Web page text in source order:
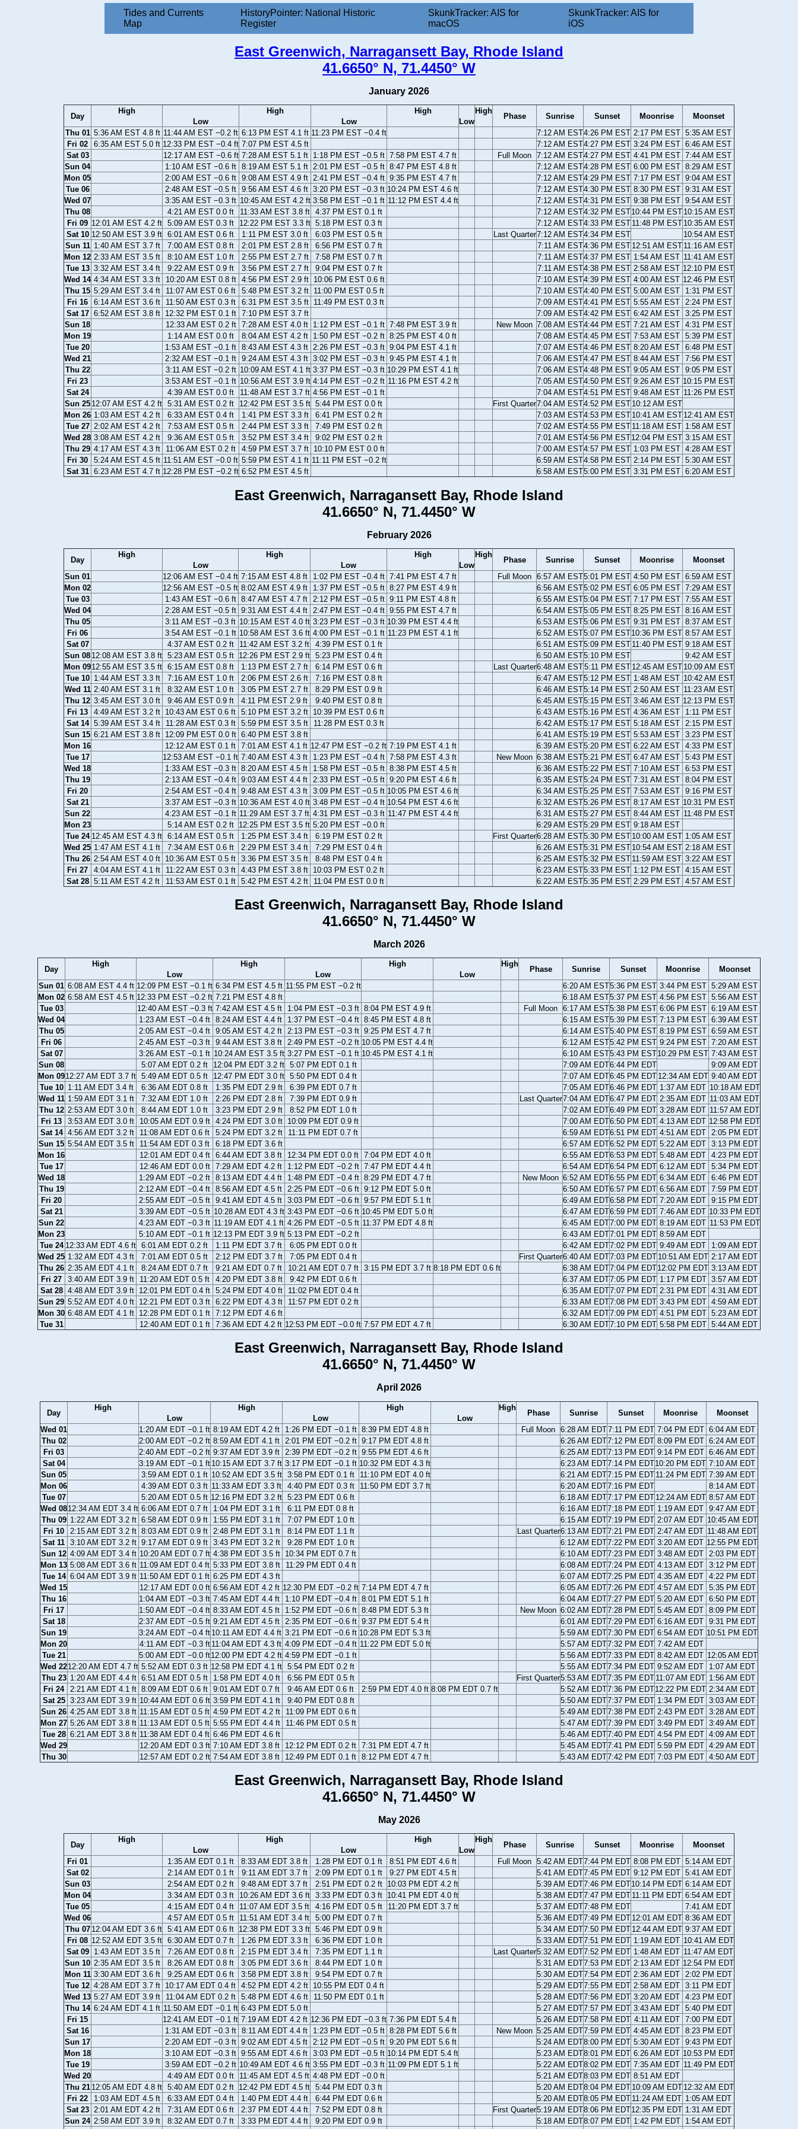
Tides and Currents
Map
HistoryPointer: National Historic
Register
SkunkTracker: AIS for
macOS
SkunkTracker: AIS for
iOS
East Greenwich, Narragansett Bay, Rhode Island
41.6650° N, 71.4450° W
January 2026
Day
High
Low
High
Low
High
Low
High
Phase Sunrise Sunset Moonrise
Moonset
Thu 01 5:36 AM EST 4.8 ft 11:44 AM EST −0.2 ft 6:13 PM EST 4.1 ft 11:23 PM EST −0.4 ft 7:12 AM EST4:26 PM EST 2:17 PM EST 5:35 AM EST
Fri 02
6:35 AM EST 5.0 ft 12:33 PM EST −0.4 ft 7:07 PM EST 4.5 ft 7:12 AM EST4:27 PM EST 3:24 PM EST 6:46 AM EST
Sat 03
12:17 AM EST −0.6 ft 7:28 AM EST 5.1 ft 1:18 PM EST −0.5 ft 7:58 PM EST 4.7 ft Full Moon 7:12 AM EST4:27 PM EST 4:41 PM EST 7:44 AM EST
Sun 04
1:10 AM EST −0.6 ft 8:19 AM EST 5.1 ft 2:01 PM EST −0.5 ft 8:47 PM EST 4.8 ft 7:12 AM EST4:28 PM EST 6:00 PM EST 8:29 AM EST
Mon 05
2:00 AM EST −0.6 ft 9:08 AM EST 4.9 ft 2:41 PM EST −0.4 ft 9:35 PM EST 4.7 ft 7:12 AM EST4:29 PM EST 7:17 PM EST 9:04 AM EST
Tue 06
2:48 AM EST −0.5 ft 9:56 AM EST 4.6 ft 3:20 PM EST −0.3 ft 10:24 PM EST 4.6 ft 7:12 AM EST4:30 PM EST 8:30 PM EST 9:31 AM EST
Wed 07
3:35 AM EST −0.3 ft 10:45 AM EST 4.2 ft 3:58 PM EST −0.1 ft 11:12 PM EST 4.4 ft 7:12 AM EST4:31 PM EST 9:38 PM EST 9:54 AM EST
Thu 08
4:21 AM EST 0.0 ft 11:33 AM EST 3.8 ft 4:37 PM EST 0.1 ft 7:12 AM EST4:32 PM EST10:44 PM EST 10:15 AM EST
Fri 09 12:01 AM EST 4.2 ft 5:09 AM EST 0.3 ft 12:22 PM EST 3.3 ft 5:18 PM EST 0.3 ft 7:12 AM EST4:33 PM EST 11:48 PM EST 10:35 AM EST
Sat 10 12:50 AM EST 3.9 ft 6:01 AM EST 0.6 ft 1:11 PM EST 3.0 ft 6:03 PM EST 0.5 ft Last Quarter7:12 AM EST4:34 PM EST
10:54 AM EST
Sun 11 1:40 AM EST 3.7 ft 7:00 AM EST 0.8 ft 2:01 PM EST 2.8 ft 6:56 PM EST 0.7 ft 7:11 AM EST4:36 PM EST 12:51 AM EST 11:16 AM EST
Mon 12 2:33 AM EST 3.5 ft 8:10 AM EST 1.0 ft 2:55 PM EST 2.7 ft 7:58 PM EST 0.7 ft 7:11 AM EST4:37 PM EST 1:54 AM EST 11:41 AM EST
Tue 13 3:32 AM EST 3.4 ft 9:22 AM EST 0.9 ft 3:56 PM EST 2.7 ft 9:04 PM EST 0.7 ft 7:11 AM EST4:38 PM EST 2:58 AM EST 12:10 PM EST
Wed 14 4:34 AM EST 3.3 ft 10:20 AM EST 0.8 ft 4:56 PM EST 2.9 ft 10:06 PM EST 0.6 ft 7:10 AM EST4:39 PM EST 4:00 AM EST 12:46 PM EST
Thu 15 5:29 AM EST 3.4 ft 11:07 AM EST 0.6 ft 5:48 PM EST 3.2 ft 11:00 PM EST 0.5 ft 7:10 AM EST4:40 PM EST 5:00 AM EST
1:31 PM EST
Fri 16
6:14 AM EST 3.6 ft 11:50 AM EST 0.3 ft 6:31 PM EST 3.5 ft 11:49 PM EST 0.3 ft 7:09 AM EST4:41 PM EST 5:55 AM EST 2:24 PM EST
Sat 17 6:52 AM EST 3.8 ft 12:32 PM EST 0.1 ft 7:10 PM EST 3.7 ft 7:09 AM EST4:42 PM EST 6:42 AM EST 3:25 PM EST
Sun 18
12:33 AM EST 0.2 ft 7:28 AM EST 4.0 ft 1:12 PM EST −0.1 ft 7:48 PM EST 3.9 ft New Moon 7:08 AM EST4:44 PM EST 7:21 AM EST 4:31 PM EST
Mon 19
1:14 AM EST 0.0 ft 8:04 AM EST 4.2 ft 1:50 PM EST −0.2 ft 8:25 PM EST 4.0 ft 7:08 AM EST4:45 PM EST 7:53 AM EST 5:39 PM EST
Tue 20
1:53 AM EST −0.1 ft 8:43 AM EST 4.3 ft 2:26 PM EST −0.3 ft 9:04 PM EST 4.1 ft 7:07 AM EST4:46 PM EST 8:20 AM EST 6:48 PM EST
Wed 21
2:32 AM EST −0.1 ft 9:24 AM EST 4.3 ft 3:02 PM EST −0.3 ft 9:45 PM EST 4.1 ft 7:06 AM EST4:47 PM EST 8:44 AM EST 7:56 PM EST
Thu 22
3:11 AM EST −0.2 ft 10:09 AM EST 4.1 ft 3:37 PM EST −0.3 ft 10:29 PM EST 4.1 ft 7:06 AM EST4:48 PM EST 9:05 AM EST 9:05 PM EST
Fri 23
3:53 AM EST −0.1 ft 10:56 AM EST 3.9 ft 4:14 PM EST −0.2 ft 11:16 PM EST 4.2 ft 7:05 AM EST4:50 PM EST 9:26 AM EST 10:15 PM EST
Sat 24
4:39 AM EST 0.0 ft 11:48 AM EST 3.7 ft 4:56 PM EST −0.1 ft 7:04 AM EST4:51 PM EST 9:48 AM EST 11:26 PM EST
Sun 25 12:07 AM EST 4.2 ft 5:31 AM EST 0.2 ft 12:42 PM EST 3.5 ft 5:44 PM EST 0.0 ft First Quarter7:04 AM EST4:52 PM EST 10:12 AM EST
Mon 26 1:03 AM EST 4.2 ft 6:33 AM EST 0.4 ft 1:41 PM EST 3.3 ft 6:41 PM EST 0.2 ft 7:03 AM EST4:53 PM EST 10:41 AM EST 12:41 AM EST
Tue 27 2:02 AM EST 4.2 ft 7:53 AM EST 0.5 ft 2:44 PM EST 3.3 ft 7:49 PM EST 0.2 ft 7:02 AM EST4:55 PM EST 11:18 AM EST 1:58 AM EST
Wed 28 3:08 AM EST 4.2 ft 9:36 AM EST 0.5 ft 3:52 PM EST 3.4 ft 9:02 PM EST 0.2 ft 7:01 AM EST4:56 PM EST12:04 PM EST 3:15 AM EST
Thu 29 4:17 AM EST 4.3 ft 11:06 AM EST 0.2 ft 4:59 PM EST 3.7 ft 10:10 PM EST 0.0 ft 7:00 AM EST4:57 PM EST 1:03 PM EST 4:28 AM EST
Fri 30
5:24 AM EST 4.5 ft 11:51 AM EST −0.0 ft 5:59 PM EST 4.1 ft 11:11 PM EST −0.2 ft 6:59 AM EST4:58 PM EST 2:14 PM EST 5:30 AM EST
Sat 31 6:23 AM EST 4.7 ft 12:28 PM EST −0.2 ft 6:52 PM EST 4.5 ft 6:58 AM EST5:00 PM EST 3:31 PM EST 6:20 AM EST
East Greenwich, Narragansett Bay, Rhode Island
41.6650° N, 71.4450° W
February 2026
Day
High
Low
High
Low
High
Low
High
Phase Sunrise Sunset Moonrise
Moonset
Sun 01
12:06 AM EST −0.4 ft 7:15 AM EST 4.8 ft 1:02 PM EST −0.4 ft 7:41 PM EST 4.7 ft Full Moon 6:57 AM EST5:01 PM EST 4:50 PM EST 6:59 AM EST
Mon 02
12:56 AM EST −0.5 ft 8:02 AM EST 4.9 ft 1:37 PM EST −0.5 ft 8:27 PM EST 4.9 ft 6:56 AM EST5:02 PM EST 6:05 PM EST 7:29 AM EST
Tue 03
1:43 AM EST −0.6 ft 8:47 AM EST 4.7 ft 2:12 PM EST −0.5 ft 9:11 PM EST 4.8 ft 6:55 AM EST5:04 PM EST 7:17 PM EST 7:55 AM EST
Wed 04
2:28 AM EST −0.5 ft 9:31 AM EST 4.4 ft 2:47 PM EST −0.4 ft 9:55 PM EST 4.7 ft 6:54 AM EST5:05 PM EST 8:25 PM EST 8:16 AM EST
Thu 05
3:11 AM EST −0.3 ft 10:15 AM EST 4.0 ft 3:23 PM EST −0.3 ft 10:39 PM EST 4.4 ft 6:53 AM EST5:06 PM EST 9:31 PM EST 8:37 AM EST
Fri 06
3:54 AM EST −0.1 ft 10:58 AM EST 3.6 ft 4:00 PM EST −0.1 ft 11:23 PM EST 4.1 ft 6:52 AM EST5:07 PM EST10:36 PM EST 8:57 AM EST
Sat 07
4:37 AM EST 0.2 ft 11:42 AM EST 3.2 ft 4:39 PM EST 0.1 ft 6:51 AM EST5:09 PM EST 11:40 PM EST 9:18 AM EST
Sun 08 12:08 AM EST 3.8 ft 5:23 AM EST 0.5 ft 12:26 PM EST 2.9 ft 5:23 PM EST 0.4 ft 6:50 AM EST5:10 PM EST
9:42 AM EST
Mon 0912:55 AM EST 3.5 ft 6:15 AM EST 0.8 ft 1:13 PM EST 2.7 ft 6:14 PM EST 0.6 ft Last Quarter6:48 AM EST5:11 PM EST 12:45 AM EST 10:09 AM EST
Tue 10 1:44 AM EST 3.3 ft 7:16 AM EST 1.0 ft 2:06 PM EST 2.6 ft 7:16 PM EST 0.8 ft 6:47 AM EST5:12 PM EST 1:48 AM EST 10:42 AM EST
Wed 11 2:40 AM EST 3.1 ft 8:32 AM EST 1.0 ft 3:05 PM EST 2.7 ft 8:29 PM EST 0.9 ft 6:46 AM EST5:14 PM EST 2:50 AM EST 11:23 AM EST
Thu 12 3:45 AM EST 3.0 ft 9:46 AM EST 0.9 ft 4:11 PM EST 2.9 ft 9:40 PM EST 0.8 ft 6:45 AM EST5:15 PM EST 3:46 AM EST 12:13 PM EST
Fri 13
4:49 AM EST 3.2 ft 10:43 AM EST 0.6 ft 5:10 PM EST 3.2 ft 10:39 PM EST 0.6 ft 6:43 AM EST5:16 PM EST 4:36 AM EST
1:11 PM EST
Sat 14 5:39 AM EST 3.4 ft 11:28 AM EST 0.3 ft 5:59 PM EST 3.5 ft 11:28 PM EST 0.3 ft 6:42 AM EST5:17 PM EST 5:18 AM EST
2:15 PM EST
Sun 15 6:21 AM EST 3.8 ft 12:09 PM EST 0.0 ft 6:40 PM EST 3.8 ft 6:41 AM EST5:19 PM EST 5:53 AM EST 3:23 PM EST
Mon 16
12:12 AM EST 0.1 ft 7:01 AM EST 4.1 ft 12:47 PM EST −0.2 ft 7:19 PM EST 4.1 ft 6:39 AM EST5:20 PM EST 6:22 AM EST 4:33 PM EST
Tue 17
12:53 AM EST −0.1 ft 7:40 AM EST 4.3 ft 1:23 PM EST −0.4 ft 7:58 PM EST 4.3 ft New Moon 6:38 AM EST5:21 PM EST 6:47 AM EST 5:43 PM EST
Wed 18
1:33 AM EST −0.3 ft 8:20 AM EST 4.5 ft 1:58 PM EST −0.5 ft 8:38 PM EST 4.5 ft 6:36 AM EST5:22 PM EST 7:10 AM EST 6:53 PM EST
Thu 19
2:13 AM EST −0.4 ft 9:03 AM EST 4.4 ft 2:33 PM EST −0.5 ft 9:20 PM EST 4.6 ft 6:35 AM EST5:24 PM EST 7:31 AM EST 8:04 PM EST
Fri 20
2:54 AM EST −0.4 ft 9:48 AM EST 4.3 ft 3:09 PM EST −0.5 ft 10:05 PM EST 4.6 ft 6:34 AM EST5:25 PM EST 7:53 AM EST 9:16 PM EST
Sat 21
3:37 AM EST −0.3 ft 10:36 AM EST 4.0 ft 3:48 PM EST −0.4 ft 10:54 PM EST 4.6 ft 6:32 AM EST5:26 PM EST 8:17 AM EST 10:31 PM EST
Sun 22
4:23 AM EST −0.1 ft 11:29 AM EST 3.7 ft 4:31 PM EST −0.3 ft 11:47 PM EST 4.4 ft 6:31 AM EST5:27 PM EST 8:44 AM EST 11:48 PM EST
Mon 23
5:14 AM EST 0.2 ft 12:25 PM EST 3.5 ft 5:20 PM EST −0.0 ft 6:29 AM EST5:29 PM EST 9:18 AM EST
Tue 24 12:45 AM EST 4.3 ft 6:14 AM EST 0.5 ft 1:25 PM EST 3.4 ft 6:19 PM EST 0.2 ft First Quarter6:28 AM EST5:30 PM EST 10:00 AM EST 1:05 AM EST
Wed 25 1:47 AM EST 4.1 ft 7:34 AM EST 0.6 ft 2:29 PM EST 3.4 ft 7:29 PM EST 0.4 ft 6:26 AM EST5:31 PM EST 10:54 AM EST 2:18 AM EST
Thu 26 2:54 AM EST 4.0 ft 10:36 AM EST 0.5 ft 3:36 PM EST 3.5 ft 8:48 PM EST 0.4 ft 6:25 AM EST5:32 PM EST 11:59 AM EST 3:22 AM EST
Fri 27
4:04 AM EST 4.1 ft 11:22 AM EST 0.3 ft 4:43 PM EST 3.8 ft 10:03 PM EST 0.2 ft 6:23 AM EST5:33 PM EST 1:12 PM EST 4:15 AM EST
Sat 28 5:11 AM EST 4.2 ft 11:53 AM EST 0.1 ft 5:42 PM EST 4.2 ft 11:04 PM EST 0.0 ft 6:22 AM EST5:35 PM EST 2:29 PM EST 4:57 AM EST
East Greenwich, Narragansett Bay, Rhode Island
41.6650° N, 71.4450° W
March 2026
Day
High
Low
High
Low
High
Low
High
Phase Sunrise Sunset Moonrise
Moonset
Sun 01 6:08 AM EST 4.4 ft 12:09 PM EST −0.1 ft 6:34 PM EST 4.5 ft 11:55 PM EST −0.2 ft 6:20 AM EST5:36 PM EST 3:44 PM EST 5:29 AM EST
Mon 02 6:58 AM EST 4.5 ft 12:33 PM EST −0.2 ft 7:21 PM EST 4.8 ft 6:18 AM EST5:37 PM EST 4:56 PM EST 5:56 AM EST
Tue 03
12:40 AM EST −0.3 ft 7:42 AM EST 4.5 ft 1:04 PM EST −0.3 ft 8:04 PM EST 4.9 ft Full Moon 6:17 AM EST5:38 PM EST 6:06 PM EST 6:19 AM EST
Wed 04
1:23 AM EST −0.4 ft 8:24 AM EST 4.4 ft 1:37 PM EST −0.4 ft 8:45 PM EST 4.8 ft 6:15 AM EST5:39 PM EST 7:13 PM EST 6:39 AM EST
Thu 05
2:05 AM EST −0.4 ft 9:05 AM EST 4.2 ft 2:13 PM EST −0.3 ft 9:25 PM EST 4.7 ft 6:14 AM EST5:40 PM EST 8:19 PM EST 6:59 AM EST
Fri 06
2:45 AM EST −0.3 ft 9:44 AM EST 3.8 ft 2:49 PM EST −0.2 ft 10:05 PM EST 4.4 ft 6:12 AM EST5:42 PM EST 9:24 PM EST 7:20 AM EST
Sat 07
3:26 AM EST −0.1 ft 10:24 AM EST 3.5 ft 3:27 PM EST −0.1 ft 10:45 PM EST 4.1 ft 6:10 AM EST5:43 PM EST10:29 PM EST 7:43 AM EST
Sun 08
5:07 AM EDT 0.2 ft 12:04 PM EDT 3.2 ft 5:07 PM EDT 0.1 ft 7:09 AM EDT6:44 PM EDT
9:09 AM EDT
Mon 0912:27 AM EDT 3.7 ft 5:49 AM EDT 0.5 ft 12:47 PM EDT 3.0 ft 5:50 PM EDT 0.4 ft 7:07 AM EDT6:45 PM EDT 12:34 AM EDT 9:40 AM EDT
Tue 10 1:11 AM EDT 3.4 ft 6:36 AM EDT 0.8 ft 1:35 PM EDT 2.9 ft 6:39 PM EDT 0.7 ft 7:05 AM EDT6:46 PM EDT 1:37 AM EDT 10:18 AM EDT
Wed 11 1:59 AM EDT 3.1 ft 7:32 AM EDT 1.0 ft 2:26 PM EDT 2.8 ft 7:39 PM EDT 0.9 ft Last Quarter7:04 AM EDT6:47 PM EDT 2:35 AM EDT 11:03 AM EDT
Thu 12 2:53 AM EDT 3.0 ft 8:44 AM EDT 1.0 ft 3:23 PM EDT 2.9 ft 8:52 PM EDT 1.0 ft 7:02 AM EDT6:49 PM EDT 3:28 AM EDT 11:57 AM EDT
Fri 13
3:53 AM EDT 3.0 ft 10:05 AM EDT 0.9 ft 4:24 PM EDT 3.0 ft 10:09 PM EDT 0.9 ft 7:00 AM EDT6:50 PM EDT 4:13 AM EDT 12:58 PM EDT
Sat 14 4:56 AM EDT 3.2 ft 11:08 AM EDT 0.6 ft 5:24 PM EDT 3.2 ft 11:11 PM EDT 0.7 ft 6:59 AM EDT6:51 PM EDT 4:51 AM EDT 2:05 PM EDT
Sun 15 5:54 AM EDT 3.5 ft 11:54 AM EDT 0.3 ft 6:18 PM EDT 3.6 ft 6:57 AM EDT6:52 PM EDT 5:22 AM EDT 3:13 PM EDT
Mon 16
12:01 AM EDT 0.4 ft 6:44 AM EDT 3.8 ft 12:34 PM EDT 0.0 ft 7:04 PM EDT 4.0 ft 6:55 AM EDT6:53 PM EDT 5:48 AM EDT 4:23 PM EDT
Tue 17
12:46 AM EDT 0.0 ft 7:29 AM EDT 4.2 ft 1:12 PM EDT −0.2 ft 7:47 PM EDT 4.4 ft 6:54 AM EDT6:54 PM EDT 6:12 AM EDT 5:34 PM EDT
Wed 18
1:29 AM EDT −0.2 ft 8:13 AM EDT 4.4 ft 1:48 PM EDT −0.4 ft 8:29 PM EDT 4.7 ft New Moon 6:52 AM EDT6:55 PM EDT 6:34 AM EDT 6:46 PM EDT
Thu 19
2:12 AM EDT −0.4 ft 8:56 AM EDT 4.5 ft 2:25 PM EDT −0.6 ft 9:12 PM EDT 5.0 ft 6:50 AM EDT6:57 PM EDT 6:56 AM EDT 7:59 PM EDT
Fri 20
2:55 AM EDT −0.5 ft 9:41 AM EDT 4.5 ft 3:03 PM EDT −0.6 ft 9:57 PM EDT 5.1 ft 6:49 AM EDT6:58 PM EDT 7:20 AM EDT 9:15 PM EDT
Sat 21
3:39 AM EDT −0.5 ft 10:28 AM EDT 4.3 ft 3:43 PM EDT −0.6 ft 10:45 PM EDT 5.0 ft 6:47 AM EDT6:59 PM EDT 7:46 AM EDT 10:33 PM EDT
Sun 22
4:23 AM EDT −0.3 ft 11:19 AM EDT 4.1 ft 4:26 PM EDT −0.5 ft 11:37 PM EDT 4.8 ft 6:45 AM EDT7:00 PM EDT 8:19 AM EDT 11:53 PM EDT
Mon 23
5:10 AM EDT −0.1 ft 12:13 PM EDT 3.9 ft 5:13 PM EDT −0.2 ft 6:43 AM EDT7:01 PM EDT 8:59 AM EDT
Tue 24 12:33 AM EDT 4.6 ft 6:01 AM EDT 0.2 ft 1:11 PM EDT 3.7 ft 6:05 PM EDT 0.0 ft 6:42 AM EDT7:02 PM EDT 9:49 AM EDT
1:09 AM EDT
Wed 25 1:32 AM EDT 4.3 ft 7:01 AM EDT 0.5 ft 2:12 PM EDT 3.7 ft 7:05 PM EDT 0.4 ft First Quarter6:40 AM EDT7:03 PM EDT 10:51 AM EDT 2:17 AM EDT
Thu 26 2:35 AM EDT 4.1 ft 8:24 AM EDT 0.7 ft 9:21 AM EDT 0.7 ft 10:21 AM EDT 0.7 ft 3:15 PM EDT 3.7 ft 8:18 PM EDT 0.6 ft 6:38 AM EDT7:04 PM EDT12:02 PM EDT 3:13 AM EDT
Fri 27
3:40 AM EDT 3.9 ft 11:20 AM EDT 0.5 ft 4:20 PM EDT 3.8 ft 9:42 PM EDT 0.6 ft 6:37 AM EDT7:05 PM EDT 1:17 PM EDT 3:57 AM EDT
Sat 28 4:48 AM EDT 3.9 ft 12:01 PM EDT 0.4 ft 5:24 PM EDT 4.0 ft 11:02 PM EDT 0.4 ft 6:35 AM EDT7:07 PM EDT 2:31 PM EDT 4:31 AM EDT
Sun 29 5:52 AM EDT 4.0 ft 12:21 PM EDT 0.3 ft 6:22 PM EDT 4.3 ft 11:57 PM EDT 0.2 ft 6:33 AM EDT7:08 PM EDT 3:43 PM EDT 4:59 AM EDT
Mon 30 6:48 AM EDT 4.1 ft 12:28 PM EDT 0.1 ft 7:12 PM EDT 4.6 ft 6:32 AM EDT7:09 PM EDT 4:51 PM EDT 5:23 AM EDT
Tue 31
12:40 AM EDT 0.1 ft 7:36 AM EDT 4.2 ft 12:53 PM EDT −0.0 ft 7:57 PM EDT 4.7 ft 6:30 AM EDT7:10 PM EDT 5:58 PM EDT 5:44 AM EDT
East Greenwich, Narragansett Bay, Rhode Island
41.6650° N, 71.4450° W
April 2026
Day
High
Low
High
Low
High
Low
High
Phase Sunrise Sunset Moonrise
Moonset
Wed 01
1:20 AM EDT −0.1 ft 8:19 AM EDT 4.2 ft 1:26 PM EDT −0.1 ft 8:39 PM EDT 4.8 ft Full Moon 6:28 AM EDT7:11 PM EDT 7:04 PM EDT 6:04 AM EDT
Thu 02
2:00 AM EDT −0.2 ft 8:59 AM EDT 4.1 ft 2:01 PM EDT −0.2 ft 9:17 PM EDT 4.8 ft 6:26 AM EDT7:12 PM EDT 8:09 PM EDT 6:24 AM EDT
Fri 03
2:40 AM EDT −0.2 ft 9:37 AM EDT 3.9 ft 2:39 PM EDT −0.2 ft 9:55 PM EDT 4.6 ft 6:25 AM EDT7:13 PM EDT 9:14 PM EDT 6:46 AM EDT
Sat 04
3:19 AM EDT −0.1 ft 10:15 AM EDT 3.7 ft 3:17 PM EDT −0.1 ft 10:32 PM EDT 4.3 ft 6:23 AM EDT7:14 PM EDT10:20 PM EDT 7:10 AM EDT
Sun 05
3:59 AM EDT 0.1 ft 10:52 AM EDT 3.5 ft 3:58 PM EDT 0.1 ft 11:10 PM EDT 4.0 ft 6:21 AM EDT7:15 PM EDT 11:24 PM EDT 7:39 AM EDT
Mon 06
4:39 AM EDT 0.3 ft 11:33 AM EDT 3.3 ft 4:40 PM EDT 0.3 ft 11:50 PM EDT 3.7 ft 6:20 AM EDT7:16 PM EDT
8:14 AM EDT
Tue 07
5:20 AM EDT 0.5 ft 12:16 PM EDT 3.2 ft 5:23 PM EDT 0.6 ft 6:18 AM EDT7:17 PM EDT 12:24 AM EDT 8:57 AM EDT
Wed 0812:34 AM EDT 3.4 ft 6:06 AM EDT 0.7 ft 1:04 PM EDT 3.1 ft 6:11 PM EDT 0.8 ft 6:16 AM EDT7:18 PM EDT 1:19 AM EDT 9:47 AM EDT
Thu 09 1:22 AM EDT 3.2 ft 6:58 AM EDT 0.9 ft 1:55 PM EDT 3.1 ft 7:07 PM EDT 1.0 ft 6:15 AM EDT7:19 PM EDT 2:07 AM EDT 10:45 AM EDT
Fri 10
2:15 AM EDT 3.2 ft 8:03 AM EDT 0.9 ft 2:48 PM EDT 3.1 ft 8:14 PM EDT 1.1 ft Last Quarter6:13 AM EDT7:21 PM EDT 2:47 AM EDT 11:48 AM EDT
Sat 11 3:10 AM EDT 3.2 ft 9:17 AM EDT 0.9 ft 3:43 PM EDT 3.2 ft 9:28 PM EDT 1.0 ft 6:12 AM EDT7:22 PM EDT 3:20 AM EDT 12:55 PM EDT
Sun 12 4:09 AM EDT 3.4 ft 10:20 AM EDT 0.7 ft 4:38 PM EDT 3.5 ft 10:34 PM EDT 0.7 ft 6:10 AM EDT7:23 PM EDT 3:48 AM EDT
2:03 PM EDT
Mon 13 5:08 AM EDT 3.6 ft 11:09 AM EDT 0.4 ft 5:33 PM EDT 3.8 ft 11:29 PM EDT 0.4 ft 6:08 AM EDT7:24 PM EDT 4:13 AM EDT 3:12 PM EDT
Tue 14 6:04 AM EDT 3.9 ft 11:50 AM EDT 0.1 ft 6:25 PM EDT 4.3 ft 6:07 AM EDT7:25 PM EDT 4:35 AM EDT 4:22 PM EDT
Wed 15
12:17 AM EDT 0.0 ft 6:56 AM EDT 4.2 ft 12:30 PM EDT −0.2 ft 7:14 PM EDT 4.7 ft 6:05 AM EDT7:26 PM EDT 4:57 AM EDT 5:35 PM EDT
Thu 16
1:04 AM EDT −0.3 ft 7:45 AM EDT 4.4 ft 1:10 PM EDT −0.4 ft 8:01 PM EDT 5.1 ft 6:04 AM EDT7:27 PM EDT 5:20 AM EDT 6:50 PM EDT
Fri 17
1:50 AM EDT −0.4 ft 8:33 AM EDT 4.5 ft 1:52 PM EDT −0.6 ft 8:48 PM EDT 5.3 ft New Moon 6:02 AM EDT7:28 PM EDT 5:45 AM EDT 8:09 PM EDT
Sat 18
2:37 AM EDT −0.5 ft 9:21 AM EDT 4.5 ft 2:35 PM EDT −0.6 ft 9:37 PM EDT 5.4 ft 6:01 AM EDT7:29 PM EDT 6:16 AM EDT 9:31 PM EDT
Sun 19
3:24 AM EDT −0.4 ft 10:11 AM EDT 4.4 ft 3:21 PM EDT −0.6 ft 10:28 PM EDT 5.3 ft 5:59 AM EDT7:30 PM EDT 6:54 AM EDT 10:51 PM EDT
Mon 20
4:11 AM EDT −0.3 ft 11:04 AM EDT 4.3 ft 4:09 PM EDT −0.4 ft 11:22 PM EDT 5.0 ft 5:57 AM EDT7:32 PM EDT 7:42 AM EDT
Tue 21
5:00 AM EDT −0.0 ft12:00 PM EDT 4.2 ft 4:59 PM EDT −0.1 ft 5:56 AM EDT7:33 PM EDT 8:42 AM EDT 12:05 AM EDT
Wed 2212:20 AM EDT 4.7 ft 5:52 AM EDT 0.3 ft 12:58 PM EDT 4.1 ft 5:54 PM EDT 0.2 ft 5:55 AM EDT7:34 PM EDT 9:52 AM EDT
1:07 AM EDT
Thu 23 1:20 AM EDT 4.4 ft 6:51 AM EDT 0.5 ft 1:58 PM EDT 4.0 ft 6:56 PM EDT 0.5 ft First Quarter5:53 AM EDT7:35 PM EDT 11:07 AM EDT 1:56 AM EDT
Fri 24
2:21 AM EDT 4.1 ft 8:09 AM EDT 0.6 ft 9:01 AM EDT 0.7 ft 9:46 AM EDT 0.6 ft 2:59 PM EDT 4.0 ft 8:08 PM EDT 0.7 ft 5:52 AM EDT7:36 PM EDT12:22 PM EDT 2:34 AM EDT
Sat 25 3:23 AM EDT 3.9 ft 10:44 AM EDT 0.6 ft 3:59 PM EDT 4.1 ft 9:40 PM EDT 0.8 ft 5:50 AM EDT7:37 PM EDT 1:34 PM EDT 3:03 AM EDT
Sun 26 4:25 AM EDT 3.8 ft 11:15 AM EDT 0.5 ft 4:59 PM EDT 4.2 ft 11:09 PM EDT 0.6 ft 5:49 AM EDT7:38 PM EDT 2:43 PM EDT 3:28 AM EDT
Mon 27 5:26 AM EDT 3.8 ft 11:13 AM EDT 0.5 ft 5:55 PM EDT 4.4 ft 11:46 PM EDT 0.5 ft 5:47 AM EDT7:39 PM EDT 3:49 PM EDT 3:49 AM EDT
Tue 28 6:21 AM EDT 3.8 ft 11:38 AM EDT 0.4 ft 6:46 PM EDT 4.6 ft 5:46 AM EDT7:40 PM EDT 4:54 PM EDT 4:09 AM EDT
Wed 29
12:20 AM EDT 0.3 ft 7:10 AM EDT 3.8 ft 12:12 PM EDT 0.2 ft 7:31 PM EDT 4.7 ft 5:45 AM EDT7:41 PM EDT 5:59 PM EDT 4:29 AM EDT
Thu 30
12:57 AM EDT 0.2 ft 7:54 AM EDT 3.8 ft 12:49 PM EDT 0.1 ft 8:12 PM EDT 4.7 ft 5:43 AM EDT7:42 PM EDT 7:03 PM EDT 4:50 AM EDT
East Greenwich, Narragansett Bay, Rhode Island
41.6650° N, 71.4450° W
May 2026
Day
High
Low
High
Low
High
Low
High
Phase Sunrise Sunset Moonrise
Moonset
Fri 01
1:35 AM EDT 0.1 ft 8:33 AM EDT 3.8 ft 1:28 PM EDT 0.1 ft 8:51 PM EDT 4.6 ft Full Moon 5:42 AM EDT7:44 PM EDT 8:08 PM EDT 5:14 AM EDT
Sat 02
2:14 AM EDT 0.1 ft 9:11 AM EDT 3.7 ft 2:09 PM EDT 0.1 ft 9:27 PM EDT 4.5 ft 5:41 AM EDT7:45 PM EDT 9:12 PM EDT 5:41 AM EDT
Sun 03
2:54 AM EDT 0.2 ft 9:48 AM EDT 3.7 ft 2:51 PM EDT 0.2 ft 10:03 PM EDT 4.2 ft 5:39 AM EDT7:46 PM EDT10:14 PM EDT 6:14 AM EDT
Mon 04
3:34 AM EDT 0.3 ft 10:26 AM EDT 3.6 ft 3:33 PM EDT 0.3 ft 10:41 PM EDT 4.0 ft 5:38 AM EDT7:47 PM EDT 11:11 PM EDT 6:54 AM EDT
Tue 05
4:15 AM EDT 0.4 ft 11:07 AM EDT 3.5 ft 4:16 PM EDT 0.5 ft 11:20 PM EDT 3.7 ft 5:37 AM EDT7:48 PM EDT
7:41 AM EDT
Wed 06
4:57 AM EDT 0.5 ft 11:51 AM EDT 3.4 ft 5:00 PM EDT 0.7 ft 5:36 AM EDT7:49 PM EDT 12:01 AM EDT 8:36 AM EDT
Thu 07 12:04 AM EDT 3.6 ft 5:41 AM EDT 0.6 ft 12:38 PM EDT 3.3 ft 5:46 PM EDT 0.9 ft 5:34 AM EDT7:50 PM EDT 12:44 AM EDT 9:37 AM EDT
Fri 08 12:52 AM EDT 3.5 ft 6:30 AM EDT 0.7 ft 1:26 PM EDT 3.3 ft 6:36 PM EDT 1.0 ft 5:33 AM EDT7:51 PM EDT 1:19 AM EDT 10:41 AM EDT
Sat 09
1:43 AM EDT 3.5 ft 7:26 AM EDT 0.8 ft 2:15 PM EDT 3.4 ft 7:35 PM EDT 1.1 ft Last Quarter5:32 AM EDT7:52 PM EDT 1:48 AM EDT 11:47 AM EDT
Sun 10 2:35 AM EDT 3.5 ft 8:26 AM EDT 0.8 ft 3:05 PM EDT 3.6 ft 8:44 PM EDT 1.0 ft 5:31 AM EDT7:53 PM EDT 2:13 AM EDT 12:54 PM EDT
Mon 11 3:30 AM EDT 3.6 ft 9:25 AM EDT 0.6 ft 3:58 PM EDT 3.8 ft 9:54 PM EDT 0.7 ft 5:30 AM EDT7:54 PM EDT 2:36 AM EDT 2:02 PM EDT
Tue 12 4:28 AM EDT 3.7 ft 10:17 AM EDT 0.4 ft 4:52 PM EDT 4.2 ft 10:55 PM EDT 0.4 ft 5:29 AM EDT7:55 PM EDT 2:58 AM EDT 3:11 PM EDT
Wed 13 5:27 AM EDT 3.9 ft 11:04 AM EDT 0.2 ft 5:48 PM EDT 4.6 ft 11:50 PM EDT 0.1 ft 5:28 AM EDT7:56 PM EDT 3:20 AM EDT 4:23 PM EDT
Thu 14 6:24 AM EDT 4.1 ft 11:50 AM EDT −0.1 ft 6:43 PM EDT 5.0 ft 5:27 AM EDT7:57 PM EDT 3:43 AM EDT 5:40 PM EDT
Fri 15
12:41 AM EDT −0.1 ft 7:19 AM EDT 4.2 ft 12:36 PM EDT −0.3 ft 7:36 PM EDT 5.4 ft 5:26 AM EDT7:58 PM EDT 4:11 AM EDT
7:00 PM EDT
Sat 16
1:31 AM EDT −0.3 ft 8:11 AM EDT 4.4 ft 1:23 PM EDT −0.5 ft 8:28 PM EDT 5.6 ft New Moon 5:25 AM EDT7:59 PM EDT 4:45 AM EDT 8:23 PM EDT
Sun 17
2:20 AM EDT −0.3 ft 9:02 AM EDT 4.5 ft 2:12 PM EDT −0.5 ft 9:20 PM EDT 5.6 ft 5:24 AM EDT8:00 PM EDT 5:30 AM EDT 9:43 PM EDT
Mon 18
3:10 AM EDT −0.3 ft 9:55 AM EDT 4.6 ft 3:03 PM EDT −0.5 ft 10:14 PM EDT 5.4 ft 5:23 AM EDT8:01 PM EDT 6:26 AM EDT 10:53 PM EDT
Tue 19
3:59 AM EDT −0.2 ft 10:49 AM EDT 4.6 ft 3:55 PM EDT −0.3 ft 11:09 PM EDT 5.1 ft 5:22 AM EDT8:02 PM EDT 7:35 AM EDT 11:49 PM EDT
Wed 20
4:49 AM EDT 0.0 ft 11:45 AM EDT 4.5 ft 4:48 PM EDT −0.0 ft 5:21 AM EDT8:03 PM EDT 8:51 AM EDT
Thu 21 12:05 AM EDT 4.8 ft 5:40 AM EDT 0.2 ft 12:42 PM EDT 4.5 ft 5:44 PM EDT 0.3 ft 5:20 AM EDT8:04 PM EDT 10:09 AM EDT 12:32 AM EDT
Fri 22
1:03 AM EDT 4.5 ft 6:33 AM EDT 0.4 ft 1:40 PM EDT 4.4 ft 6:44 PM EDT 0.6 ft 5:20 AM EDT8:05 PM EDT 11:24 AM EDT 1:05 AM EDT
Sat 23 2:01 AM EDT 4.2 ft 7:31 AM EDT 0.6 ft 2:37 PM EDT 4.4 ft 7:52 PM EDT 0.8 ft First Quarter5:19 AM EDT8:06 PM EDT12:35 PM EDT 1:31 AM EDT
Sun 24 2:58 AM EDT 3.9 ft 8:32 AM EDT 0.7 ft 3:33 PM EDT 4.4 ft 9:20 PM EDT 0.9 ft 5:18 AM EDT8:07 PM EDT 1:42 PM EDT
1:54 AM EDT